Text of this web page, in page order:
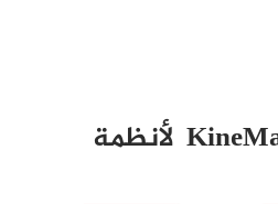
محرر الفيديو KineMaster لأنظمة